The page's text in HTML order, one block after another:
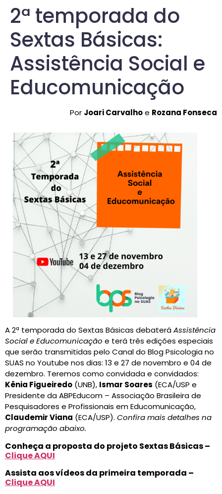
2ª temporada do
Sextas Básicas:
Assistência Social e
Educomunicação
Por Joari Carvalhoe Rozana Fonseca
A 2ª temporada do Sextas Básicas debateráAssistência
Social e Educomunicação e terá três edições especiais
que serão transmitidas pelo Canal do Blog Psicologia no
SUAS no Youtube nos dias: 13 e 27 de novembro e 04 de
dezembro. Teremos como convidada e convidados:
Kênia Figueiredo (UNB), Ismar Soares (ECA/USP e
Presidente da ABPEducom – Associação Brasileira de
Pesquisadores e Profissionais em Educomunicação,
Claudemir Viana (ECA/USP). Confira mais detalhes na
programação abaixo.
Conheça a proposta do projeto Sextas Básicas –
Clique AQUI
Assista aos vídeos da primeira temporada –
Clique AQUI